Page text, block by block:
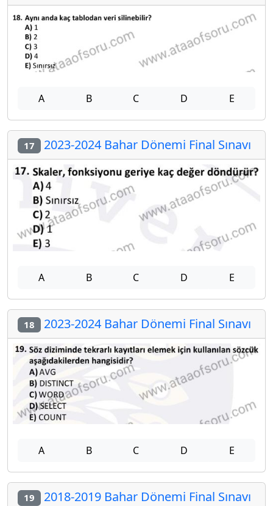
A B C D E
17 2023-2024 Bahar Dönemi Final Sınavı
A B C D E
18 2023-2024 Bahar Dönemi Final Sınavı
A B C D E
19 2018-2019 Bahar Dönemi Final Sınavı